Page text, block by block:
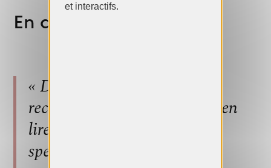
En détails
« D’abord et avant tout, je
recommande vivement de bien
lire le règlement, critères et
spécificités du prix /bourse /
et interactifs.